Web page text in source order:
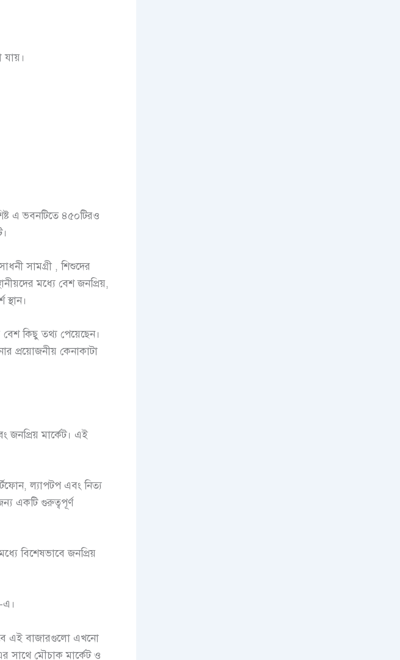
যায়।
এ ভবনটিতে ৪৫০টিরও
সামগ্রী , শিশুদের
মধ্যে বেশ জনপ্রিয়,
কিছু তথ্য পেয়েছেন।
প্রয়োজনীয় কেনাকাটা
জনপ্রিয় মার্কেট। এই
ল্যাপটপ এবং নিত্য
একটি গুরুত্বপূর্ণ
বিশেষভাবে জনপ্রিয়
এ।
এই বাজারগুলো এখনো
সাথে মৌচাক মার্কেট ও